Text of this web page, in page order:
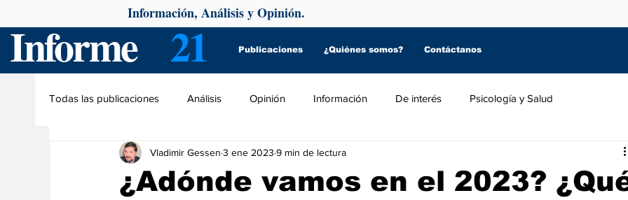
Informe 21 Publicaciones ¿Quiénes somos? Contáctanos
Información, Análisis y Opinión.
Todas las publicaciones Análisis Opinión Información De interés Psicología y Salud
¿Adónde vamos en el 2023?
Vladimir Gessen 3 ene 2023 9 min de lectura